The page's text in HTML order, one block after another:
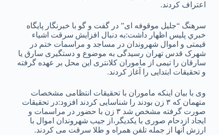
اعتراف کردند.
سرهنگ “جلیل موقوفه ای” در گفت و گو با خبرنگار پايگاه
خبري پليس اظهار داشت:به دنبال افزایش سرقت اشیاء
قیمتی و اموال شهروندان در مساجد و مراسمات ختم در
شهرک قدس تهران رسیدگی به موضوع و دستگیری سارق یا
سارقان را تیمی از ماموران کلانتری این محل بر عهده گرفته
و تحقیقات ابتدایی را آغاز کردند.
وی با بیان اینکه ماموران با تحقیقات انتظامی مشخصات
متهمان که ۳ زن بودند را شناسایی کردند افزود:در تحقیقات
صورت گرفته مشخص شد ۳ زن با حضور در مراسمات و
ایجاد ازدحام صوری با یکدیگر،از جیب شهروندان اموال با
ارزش آنها از جمله تلفن همراه و طلا سرقت می کردند.